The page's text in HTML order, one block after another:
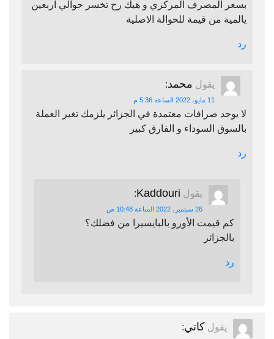
بسعر المصرف المركزي و هيك رح تخسر حوالي اربعين
يالمية من قيمة للحوالة الاصلية
رد
يقول محمد:
11 مايو، 2022 الساعة 5:36 م
لا يوجد صرافات معتمدة في الجزائر يلزمك تغير العملة
بالسوق السوداء و الفارق كبير
رد
يقول Kaddouri
:
26 سبتمبر، 2022 الساعة 10:48 ص
كم قيمت الأورو بالبايسيرا من فضلك؟
بالجزائر
رد
يقول كاتي: